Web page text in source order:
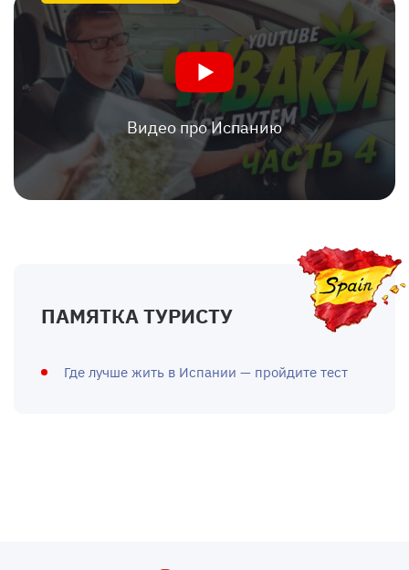
Видео про Испанию
ПАМЯТКА ТУРИСТУ
Где лучше жить в Испании — пройдите тест